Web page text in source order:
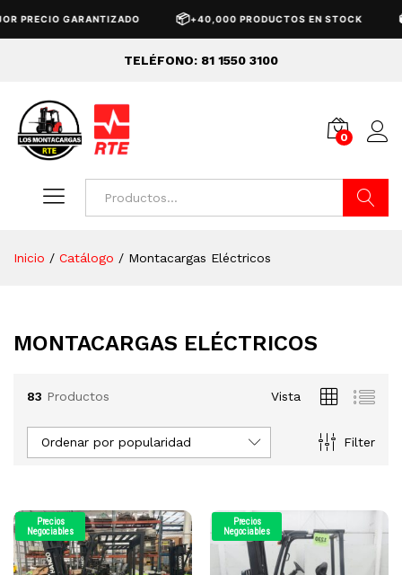
📦+40,000 PRODUCTOS EN STOCK 🚚ENVÍO
TELÉFONO: 81 1550 3100
0
Inicio / Catálogo / Montacargas Eléctricos
MONTACARGAS ELÉCTRICOS
83 Productos Vista
Filter
Ordenar por popularidad
Precios
Negociables
Precios
Negociables